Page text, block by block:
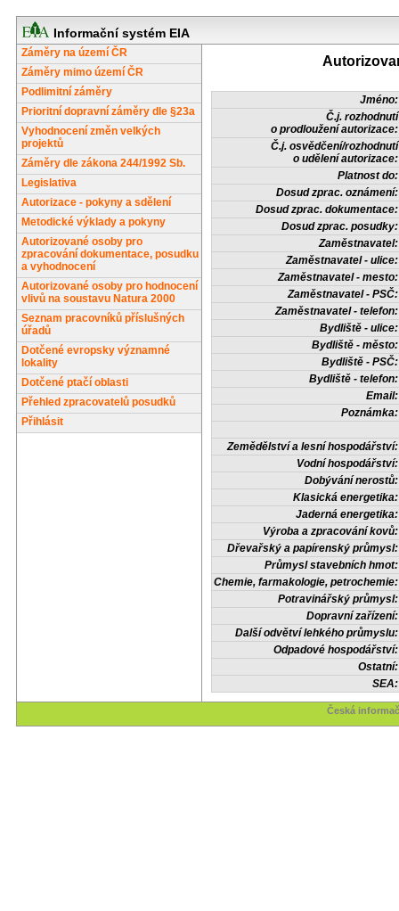
Informační systém EIA
Záměry na území ČR
Záměry mimo území ČR
Podlimitní záměry
Prioritní dopravní záměry dle §23a
Vyhodnocení změn velkých
projektů
Záměry dle zákona 244/1992 Sb.
Legislativa
Autorizace - pokyny a sdělení
Metodické výklady a pokyny
Autorizované osoby pro
zpracování dokumentace, posudku
a vyhodnocení
Autorizované osoby pro hodnocení
vlivů na soustavu Natura 2000
Seznam pracovníků příslušných
úřadů
Dotčené evropsky významné
lokality
Dotčené ptačí oblasti
Přehled zpracovatelů posudků
Přihlásit
Jméno:
Č.j. rozhodnutí
o prodloužení autorizace:
Č.j. osvědčení/rozhodnutí
o udělení autorizace:
Platnost do:
Dosud zprac. oznámení:
Dosud zprac. dokumentace:
Dosud zprac. posudky:
Zaměstnavatel:
Zaměstnavatel - ulice:
Zaměstnavatel - mesto:
Zaměstnavatel - PSČ:
Zaměstnavatel - telefon:
Bydliště - ulice:
Bydliště - město:
Bydliště - PSČ:
Bydliště - telefon:
Email:
Poznámka:
Zemědělství a lesní hospodářství:
Vodní hospodářství:
Dobývání nerostů:
Klasická energetika:
Jaderná energetika:
Výroba a zpracování kovů:
Dřevařský a papírenský průmysl:
Průmysl stavebních hmot:
Chemie, farmakologie, petrochemie:
Potravinářský průmysl:
Dopravní zařízení:
Další odvětví lehkého průmyslu:
Odpadové hospodářství:
Ostatní:
SEA:
Česká